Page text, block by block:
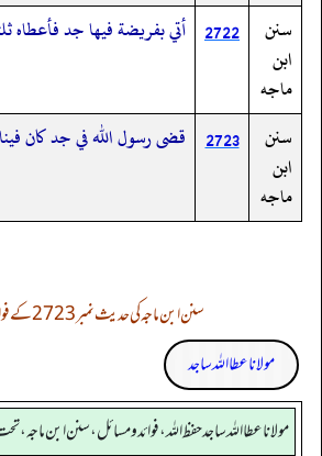
سنن
ابن
ماجه
2722 أتي بفريضة فيها جد فأعطاه
سنن
ابن
ماجه
2723 قضى رسول الله في جد كان
سنن ابن ماجہ کی حدیث نمبر 2723 کے فوائد و مسائل
مولانا عطا اللہ ساجد
مولانا عطا الله ساجد حفظ الله، فوائد و مسائل، سنن ابن ماجه، تحت